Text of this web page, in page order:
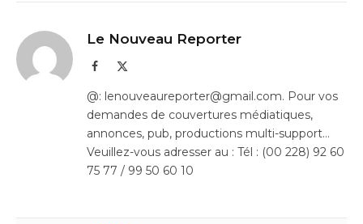
Le Nouveau Reporter
Facebook
@: lenouveaureporter@gmail.com. Pour vos
demandes de couvertures médiatiques,
annonces, pub, productions multi-support…
Veuillez-vous adresser au : Tél : (00 228) 92 60
75 77 / 99 50 60 10